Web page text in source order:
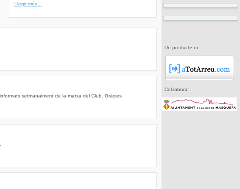
Llegir més...
setmanalment de la marxa del Club. Gràcies
Un producte de:
Col.labora: